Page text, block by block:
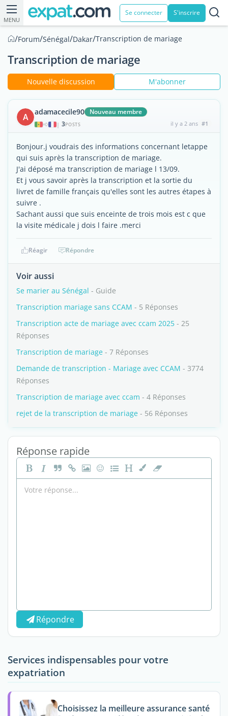
MENU
Se connecter S'inscrire
/Forum/Sénégal/Dakar/Transcription de mariage
Transcription de mariage
Nouvelle discussion M'abonner
A adamacecile90 Nouveau membre
| 3POSTS il y a 2 ans #1
Bonjour.j voudrais des informations concernant letappe
qui suis après la transcription de mariage.
J'ai déposé ma transcription de mariage l 13/09.
Et j vous savoir après la transcription et la sortie du
livret de famille français qu'elles sont les autres étapes à
suivre .
Sachant aussi que suis enceinte de trois mois est c que
la visite médicale j dois l faire .merci
Réagir Répondre
Voir aussi
Se marier au Sénégal - Guide
Transcription mariage sans CCAM - 5 Réponses
Transcription acte de mariage avec ccam 2025 - 25
Réponses
Transcription de mariage - 7 Réponses
Demande de transcription - Mariage avec CCAM - 3774
Réponses
Transcription de mariage avec ccam - 4 Réponses
rejet de la transcription de mariage - 56 Réponses
Réponse rapide
Répondre
Services indispensables pour votre
expatriation
Choisissez la meilleure assurance santé